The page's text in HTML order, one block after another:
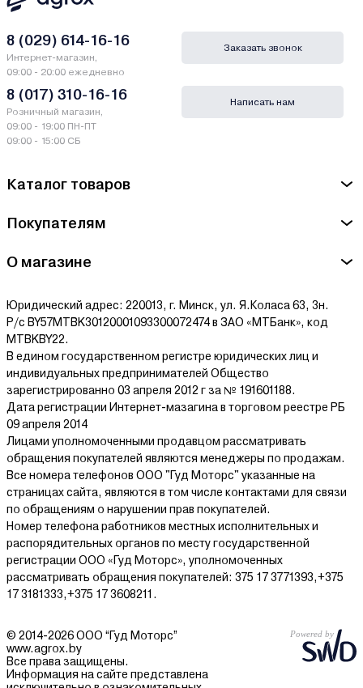
Каталог товаров
Покупателям
О магазине
Юридический адрес: 220013, г. Минск, ул. Я.Коласа 63, 3н.
Р/с BY57MTBK30120001093300072474 в ЗАО «МТБанк», код
MTBKBY22.
В едином государственном регистре юридических лиц и
индивидуальных предпринимателей Общество
зарегистрированно 03 апреля 2012 г за № 191601188.
Дата регистрации Интернет-мазагина в торговом реестре РБ
09 апреля 2014
Лицами уполномоченными продавцом рассматривать
обращения покупателей являются менеджеры по продажам.
Все номера телефонов ООО "Гуд Моторс" указанные на
страницах сайта, являются в том числе контактами для связи
по обращениям о нарушении прав покупателей.
Номер телефона работников местных исполнительных и
распорядительных органов по месту государственной
регистрации ООО «Гуд Моторс», уполномоченных
рассматривать обращения покупателей: 375 17 3771393,+375
17 3181333,+375 17 3608211.
8 (029) 614-16-16
Интернет-магазин,
09:00 - 20:00 ежедневно
8 (017) 310-16-16
Розничный магазин,
09:00 - 19:00 ПН-ПТ
09:00 - 15:00 СБ
Заказать звонок
Написать нам
© 2014-2026 ООО “Гуд Моторс”
www.agrox.by
Все права защищены.
Информация на сайте представлена